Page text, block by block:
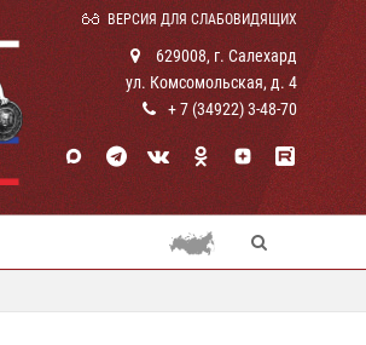
ВЕРСИЯ ДЛЯ СЛАБОВИДЯЩИХ
629008, г. Салехард
ул. Комсомольская, д. 4
+ 7 (34922) 3-48-70